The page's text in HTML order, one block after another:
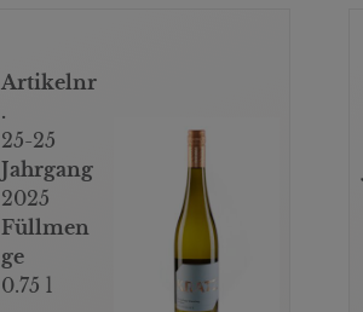
Artikelnr
.
25-25
Jahrgang
2025
Füllmen
ge
0.75 l